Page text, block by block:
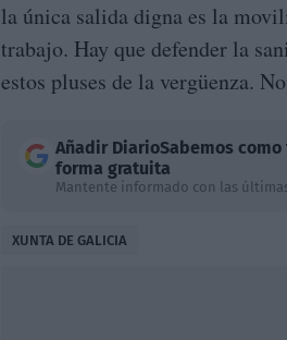
la única salida digna es la
trabajo. Hay que defender la
estos pluses de la vergüenza.
Añadir DiarioSabemos como
forma gratuita
Mantente informado con las
XUNTA DE GALICIA